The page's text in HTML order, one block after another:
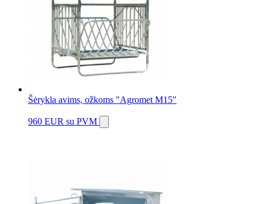
Šėrykla avims, ožkoms "Agromet M15"
960 EUR su PVM